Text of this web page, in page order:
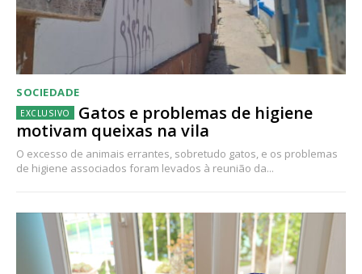
SOCIEDADE
Gatos e problemas de higiene
motivam queixas na vila
O excesso de animais errantes, sobretudo gatos, e os problemas
de higiene associados foram levados à reunião da...